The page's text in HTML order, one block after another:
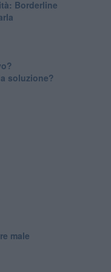
Borderline
soluzione?
male